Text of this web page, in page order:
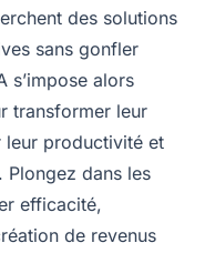
des solutions
sans gonfler
s’impose alors
transformer leur
leur productivité et
Plongez dans les
efficacité,
de revenus